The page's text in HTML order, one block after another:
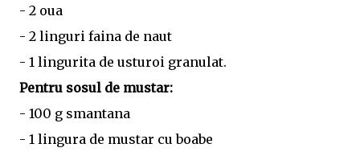
- 2 oua
- 2 linguri faina de naut
- 1 lingurita de usturoi granulat.
Pentru sosul de mustar:
- 100 g smantana
- 1 lingura de mustar cu boabe